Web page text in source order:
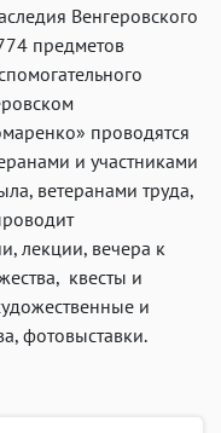
Венгеровского
предметов
проводятся
и участниками
ветеранами труда,
лекции, вечера к
квесты и
и
фотовыставки.